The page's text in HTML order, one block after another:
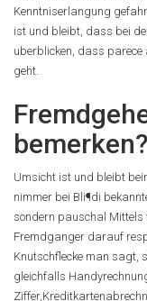
Kenntniserlangung
ist und bleibt, dass bei
uberblicken, dass parece
geht.
bemerken?
Umsicht ist und bleibt
nimmer bei Bli¶di
sondern pauschal Mittels
Fremdganger darauf
Knutschflecke man sagt,
gleichfalls